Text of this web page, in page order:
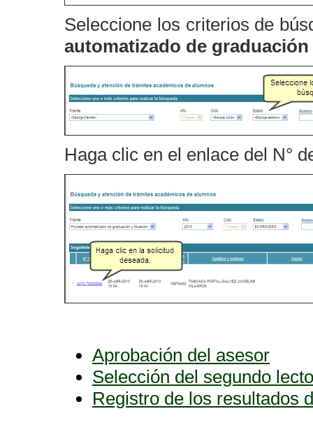
Seleccione los criterios de
automatizado de
Haga clic en el enlace del N°
Aprobación del asesor
Selección del segundo
Registro de los resultados